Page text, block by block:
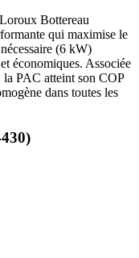
Bottereau
qui maximise le
(6 kW)
économiques. Associée
la PAC atteint son COP
dans toutes les
)